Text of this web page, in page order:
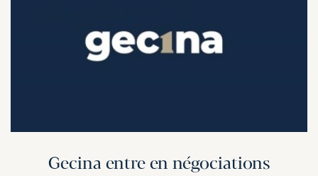
Gecina entre en négociations